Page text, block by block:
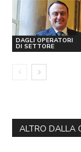
DAGLI OPERATORI
DI SETTORE
ALTRO DALLA